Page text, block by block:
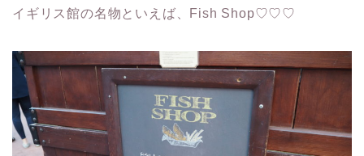
イギリス館の名物といえば、Fish Shop♡♡♡